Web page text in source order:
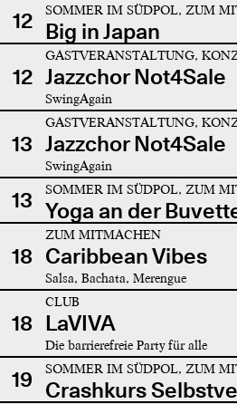
12
SOMMER IM SÜDPOL, ZUM
Big in Japan
12
GASTVERANSTALTUNG,
Jazzchor Not4Sale
SwingAgain
13
GASTVERANSTALTUNG,
Jazzchor Not4Sale
SwingAgain
13 SOMMER IM SÜDPOL, ZUM
Yoga an der
18
ZUM MITMACHEN
Caribbean Vibes
Salsa, Bachata, Merengue
18
CLUB
LaVIVA
Die barrierefreie Party für alle
19 SOMMER IM SÜDPOL, ZUM
Crashkurs